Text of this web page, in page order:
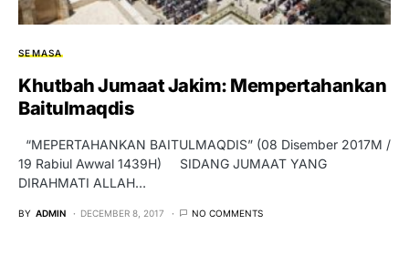
SEMASA
Khutbah Jumaat Jakim: Mempertahankan
Baitulmaqdis
“MEPERTAHANKAN BAITULMAQDIS” (08 Disember 2017M /
19 Rabiul Awwal 1439H) SIDANG JUMAAT YANG
DIRAHMATI ALLAH…
BY ADMIN DECEMBER 8, 2017 NO COMMENTS